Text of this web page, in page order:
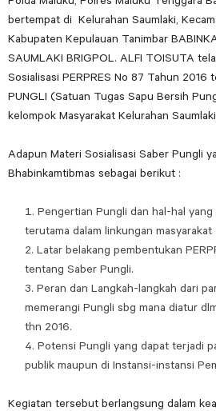
bertempat di Kelurahan Saumlaki,
Kabupaten Kepulauan Tanimbar
SAUMLAKI BRIGPOL. ALFI TOISUTA
Sosialisasi PERPRES No 87 Tahun 2016
PUNGLI (Satuan Tugas Sapu Bersih
kelompok Masyarakat Kelurahan
Adapun Materi Sosialisasi Saber Pungli
Bhabinkamtibmas sebagai berikut :
Pengertian Pungli dan hal-hal
terutama dalam linkungan masyarakat
Latar belakang pembentukan
tentang Saber Pungli.
Peran dan Langkah-langkah dari
memerangi Pungli sbg mana diatur
thn 2016.
Potensi Pungli yang dapat terjadi
publik maupun di Instansi-instansi
Kegiatan tersebut berlangsung dalam